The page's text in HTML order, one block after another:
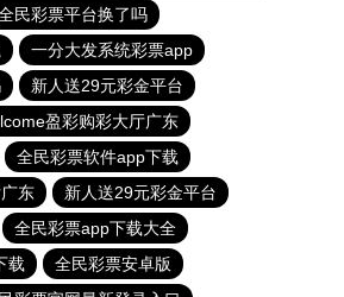
民彩票平台换了吗
一分大发系统彩票app
新人送29元彩金平台
盈彩购彩大厅广东
全民彩票软件app下载
东
新人送29元彩金平台
全民彩票app下载大全
载
全民彩票安卓版